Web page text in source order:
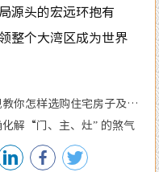
源头的宏远环抱有
整个大湾区成为世界
你怎样选购住宅房子及正
解“门、主、灶” 的煞气